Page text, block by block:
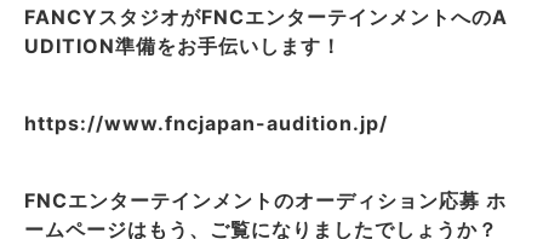
FANCYスタジオがFNCエンターテインメントへのA
UDITION準備をお手伝いします！
https://www.fncjapan-audition.jp/
FNCエンターテインメントのオーディション応募 ホ
ームページはもう、ご覧になりましたでしょうか？